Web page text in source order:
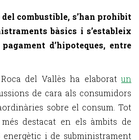
del combustible, s’han prohibit
bàsics i s’estableix
d’hipoteques, entre
del Vallès ha elaborat un
de cara als consumidors
sobre el consum. Tot
destacat en els àmbits de
i de subministrament